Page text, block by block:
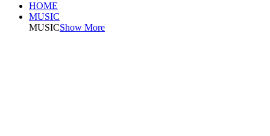
HOME
MUSIC
MUSICShow More